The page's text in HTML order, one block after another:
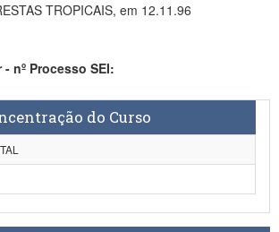
TROPICAIS, em 12.11.96
nº Processo SEI:
do Curso